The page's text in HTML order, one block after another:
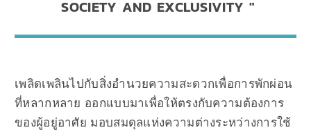
SOCIETY AND EXCLUSIVITY
เพลิดเพลินไปกับสิ่งอำนวยความสะดวกเพื่อการพักผ่อน
ที่หลากหลาย ออกแบบมาเพื่อให้ตรงกับความต้องการ
ของผู้อยู่อาศัย มอบสมดุลแห่งความต่างระหว่างการใช้